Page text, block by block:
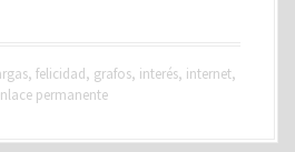
, felicidad, grafos, interés, internet,
permanente